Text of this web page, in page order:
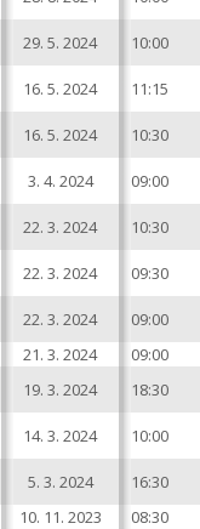
29. 5. 2024
10:00
16. 5. 2024 11:15
16. 5. 2024 10:30
3. 4. 2024 09:00
22. 3. 2024
10:30
22. 3. 2024 09:30
22. 3. 2024
09:00
21. 3. 2024
09:00
19. 3. 2024 18:30
14. 3. 2024 10:00
5. 3. 2024
16:30
10. 11. 2023
08:30